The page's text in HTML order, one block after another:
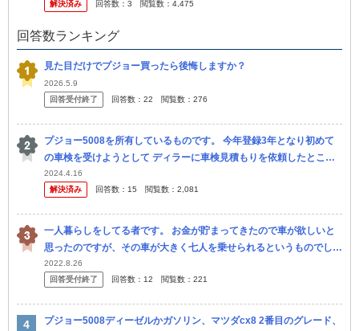
もかま...
解決済み 回答数： 3 閲覧数： 4,475
回答数ランキング
見た目だけでプジョー買ったら後悔しますか？
2026.5.9
回答受付終了
回答数： 22 閲覧数： 276
プジョー5008を所有しているものです。 今年登録3年となり初めて
の車検を受けようとして ディラーに車検見積もりを依頼したとこ
ろ、合計額 32万という事でした。詳細は以下の通りです。 1.エン
ジ...
2024.4.16
解決済み
回答数： 15 閲覧数： 2,081
一人暮らしをしてる者です。 お金が貯まってきたので車が欲しいと
思ったのですが、その車が大きく七人を乗せられるというものでし
た。 大きいくかっこいいSUVに乗りたいとずっと思っていたのです
が、一人...
2022.8.26
回答受付終了
回答数： 12 閲覧数： 221
プジョー5008ディーゼルかガソリン、マツダcx8 2番目のグレード、